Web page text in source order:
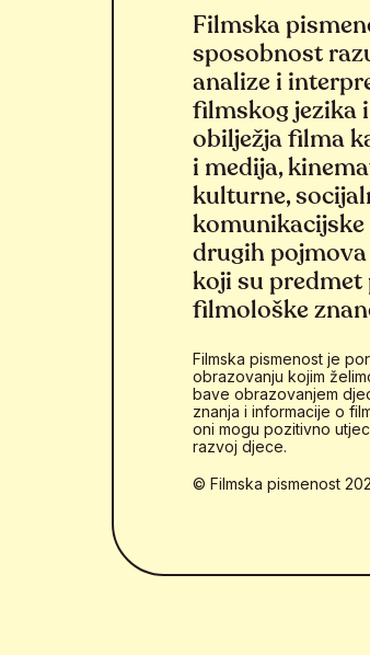
Filmska
sposobnost
analize i
filmskog jezika
obilježja filma
i medija,
kulturne,
komunikacijske
drugih
koji su
filmološke
Filmska pismenost je
obrazovanju kojim
bave obrazovanjem
znanja i informacije o
oni mogu pozitivno
razvoj djece.
© Filmska pismenost